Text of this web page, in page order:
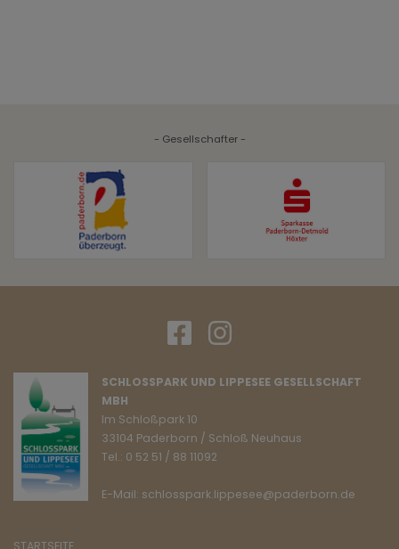
- Gesellschafter -
SCHLOSSPARK UND LIPPESEE GESELLSCHAFT
MBH
Im Schloßpark 10
33104 Paderborn / Schloß Neuhaus
Tel.: 0 52 51 / 88 11092
E-Mail: schlosspark.lippesee@paderborn.de
STARTSEITE